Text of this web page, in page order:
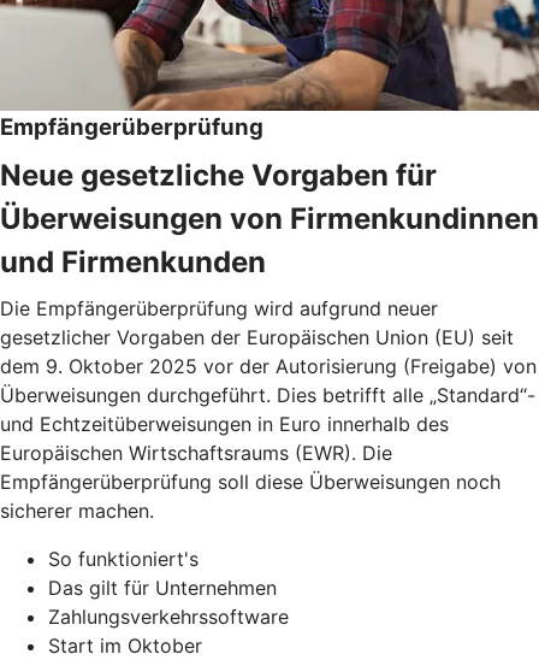
Empfängerüberprüfung
Neue gesetzliche Vorgaben für
Überweisungen von Firmenkundinnen
und Firmenkunden
Die Empfängerüberprüfung wird aufgrund neuer
gesetzlicher Vorgaben der Europäischen Union (EU) seit
dem 9. Oktober 2025 vor der Autorisierung (Freigabe) von
Überweisungen durchgeführt. Dies betrifft alle „Standard“-
und Echtzeitüberweisungen in Euro innerhalb des
Europäischen Wirtschaftsraums (EWR). Die
Empfängerüberprüfung soll diese Überweisungen noch
sicherer machen.
So funktioniert's
Das gilt für Unternehmen
Zahlungsverkehrssoftware
Start im Oktober